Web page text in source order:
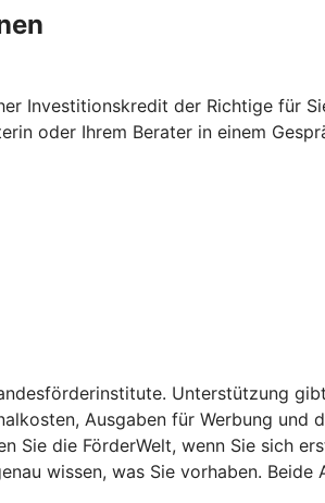
Investitionskredit der Richtige für
oder Ihrem Berater in einem
Unterstützung
Ausgaben für Werbung
Sie die FörderWelt, wenn Sie sich
wissen, was Sie vorhaben.